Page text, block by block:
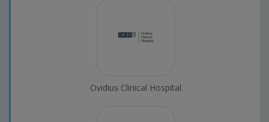
Ovidius Clinical Hospital